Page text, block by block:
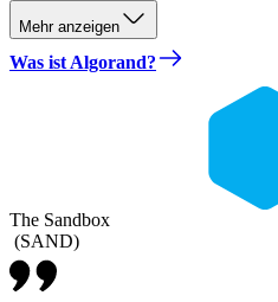
Mehr anzeigen
Was ist Algorand?
The Sandbox
(SAND)